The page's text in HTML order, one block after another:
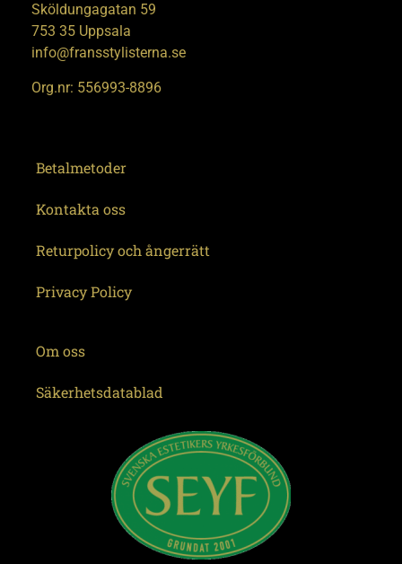
Sköldungagatan 59
753 35 Uppsala
info@fransstylisterna.se
Org.nr: 556993-8896
Betalmetoder
Kontakta oss
Returpolicy och ångerrätt
Privacy Policy
Om oss
Säkerhetsdatablad